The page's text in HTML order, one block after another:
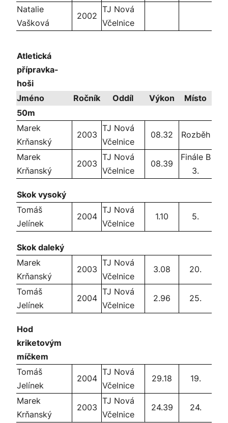
Natalie
Vašková
2002
TJ Nová
Včelnice
Atletická
přípravka-
hoši
Jméno
Ročník Oddíl Výkon
Místo
50m
Marek
Krňanský
2003
TJ Nová
Včelnice
08.32 Rozběh
Marek
Krňanský
2003
TJ Nová
Včelnice
08.39
Finále B
3.
Skok vysoký
Tomáš
Jelínek
2004
TJ Nová
Včelnice
1.10 5.
Skok daleký
Marek
Krňanský
2003
TJ Nová
Včelnice
3.08 20.
Tomáš
Jelínek
2004
TJ Nová
Včelnice
2.96 25.
Hod
kriketovým
míčkem
Tomáš
Jelínek
2004
TJ Nová
Včelnice
29.18 19.
Marek
Krňanský
2003
TJ Nová
Včelnice
24.39 24.